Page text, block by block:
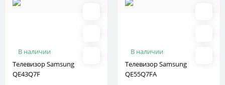
В наличии
Телевизор Samsung
QE43Q7F
В наличии
Телевизор Samsung
QE55Q7FA